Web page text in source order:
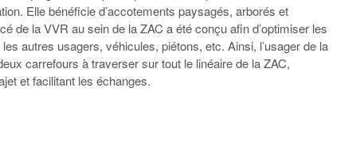
Elle bénéficie d’accotements paysagés, arborés et
de la VVR au sein de la ZAC a été conçu afin d’optimiser les
autres usagers, véhicules, piétons, etc. Ainsi, l’usager de la
carrefours à traverser sur tout le linéaire de la ZAC,
et facilitant les échanges.